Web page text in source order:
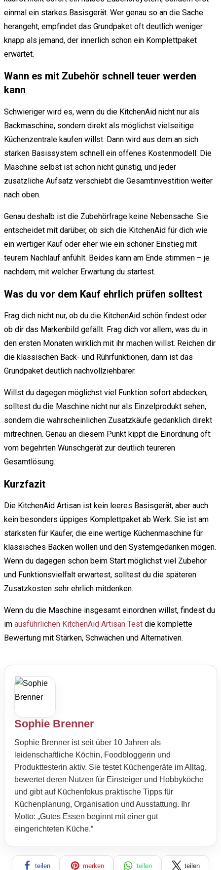
einmal ein starkes Basisgerät. Wer genau so an die Sache
herangeht, empfindet das Grundpaket oft deutlich weniger
knapp als jemand, der innerlich schon ein Komplettpaket
erwartet.
Wann es mit Zubehör schnell teuer werden
kann
Schwieriger wird es, wenn du die KitchenAid nicht nur als
Backmaschine, sondern direkt als möglichst vielseitige
Küchenzentrale kaufen willst. Dann wird aus dem an sich
starken Basissystem schnell ein offenes Kostenmodell: Die
Maschine selbst ist schon nicht günstig, und jeder
zusätzliche Aufsatz verschiebt die Gesamtinvestition weiter
nach oben.
Genau deshalb ist die Zubehörfrage keine Nebensache. Sie
entscheidet mit darüber, ob sich die KitchenAid für dich wie
ein wertiger Kauf oder eher wie ein schöner Einstieg mit
teurem Nachlauf anfühlt. Beides kann am Ende stimmen – je
nachdem, mit welcher Erwartung du startest.
Was du vor dem Kauf ehrlich prüfen solltest
Frag dich nicht nur, ob du die KitchenAid schön findest oder
ob dir das Markenbild gefällt. Frag dich vor allem, was du in
den ersten Monaten wirklich mit ihr machen willst. Reichen dir
die klassischen Back- und Rührfunktionen, dann ist das
Grundpaket deutlich nachvollziehbarer.
Willst du dagegen möglichst viel Funktion sofort abdecken,
solltest du die Maschine nicht nur als Einzelprodukt sehen,
sondern die wahrscheinlichen Zusatzkäufe gedanklich direkt
mitrechnen. Genau an diesem Punkt kippt die Einordnung oft:
vom begehrten Wunschgerät zur deutlich teureren
Gesamtlösung.
Kurzfazit
Die KitchenAid Artisan ist kein leeres Basisgerät, aber auch
kein besonders üppiges Komplettpaket ab Werk. Sie ist am
stärksten für Käufer, die eine wertige Küchenmaschine für
klassisches Backen wollen und den Systemgedanken mögen.
Wenn du dagegen schon beim Start möglichst viel Zubehör
und Funktionsvielfalt erwartest, solltest du die späteren
Zusatzkosten sehr ehrlich mitdenken.
Wenn du die Maschine insgesamt einordnen willst, findest du
im ausführlichen KitchenAid Artisan Test die komplette
Bewertung mit Stärken, Schwächen und Alternativen.
Sophie Brenner
Sophie Brenner ist seit über 10 Jahren als
leidenschaftliche Köchin, Foodbloggerin und
Produkttesterin aktiv. Sie testet Küchengeräte im Alltag,
bewertet deren Nutzen für Einsteiger und Hobbyköche
und gibt auf Küchenfokus praktische Tipps für
Küchenplanung, Organisation und Ausstattung. Ihr
Motto: „Gutes Essen beginnt mit einer gut
eingerichteten Küche.“
teilen merken teilen teilen